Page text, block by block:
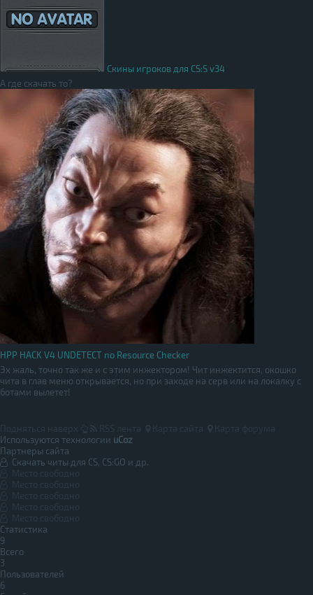
Скины игроков для CS:S v34
А где скачать то?
HPP HACK V4 UNDETECT no Resource Checker
Эх жаль, точно так же и с этим инжектором! Чит инжектится, окошко
чита в глав меню открывается, но при заходе на серв или на локалку с
ботами вылетет!
Используются технологии uCoz
Партнеры сайта
Скачать читы для CS, CS:GO и др.
Статистика
9
Всего
3
Пользователей
6